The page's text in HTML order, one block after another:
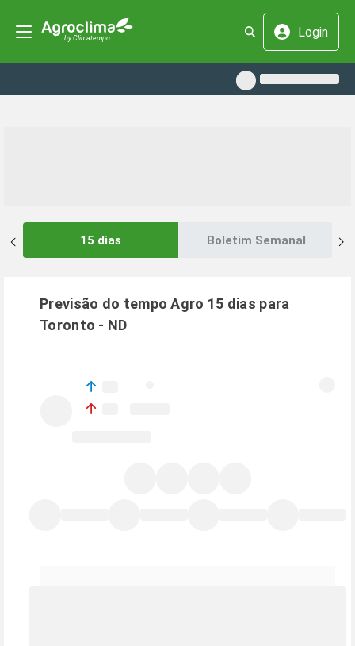
Login
15 dias Boletim Semanal
Previsão do tempo Agro 15 dias para
Toronto - ND